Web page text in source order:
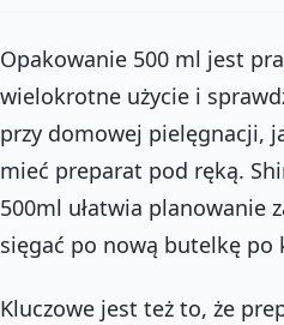
Opakowanie 500 ml jest
wielokrotne użycie i
przy domowej pielęgnacji,
mieć preparat pod ręką.
500ml ułatwia planowanie
sięgać po nową butelkę po
Kluczowe jest też to, że